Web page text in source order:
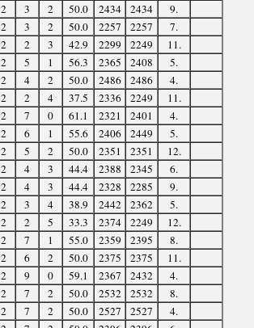
2 3 2 50.0 2434 2434
9.
2 3 2 50.0 2257 2257
7.
2 2 3 42.9 2299 2249
11.
2 5 1 56.3 2365 2408
5.
2 4 2 50.0 2486 2486
4.
2 2 4 37.5 2336 2249
11.
2 7 0 61.1 2321 2401
4.
2 6 1 55.6 2406 2449
5.
2 5 2 50.0 2351 2351
12.
2 4 3 44.4 2388 2345
6.
2 4 3 44.4 2328 2285
9.
2 3 4 38.9 2442 2362
5.
2 2 5 33.3 2374 2249
12.
2 7 1 55.0 2359 2395
8.
2 6 2 50.0 2375 2375
11.
2 9 0 59.1 2367 2432
4.
2 7 2 50.0 2532 2532
8.
2 7 2 50.0 2527 2527
4.